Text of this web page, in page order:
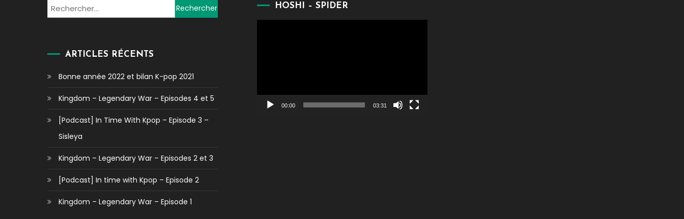
Rechercher :
ARTICLES RÉCENTS
Bonne année 2022 et bilan K-pop 2021
Kingdom – Legendary War – Episodes 4 et 5
[Podcast] In Time With Kpop – Episode 3 –
Sisleya
Kingdom – Legendary War – Episodes 2 et 3
[Podcast] In time with Kpop – Episode 2
Kingdom – Legendary War – Episode 1
HOSHI – SPIDER
00:00 03:31